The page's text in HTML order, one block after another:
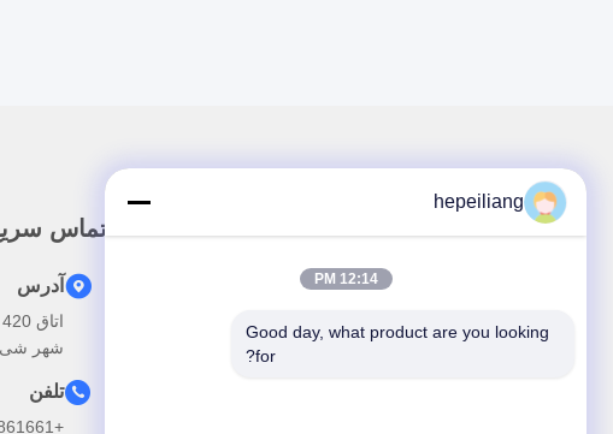
محصولات
تماس
آدرس
شهر شی
تلفن
+8617391861661
hepeiliang
12:14 PM
Good day, what product are you looking
for?